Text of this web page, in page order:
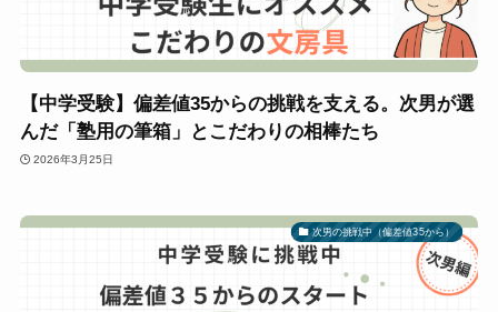
【中学受験】偏差値35からの挑戦を支える。次男が選
んだ「塾用の筆箱」とこだわりの相棒たち
2026年3月25日
次男の挑戦中（偏差値35から）